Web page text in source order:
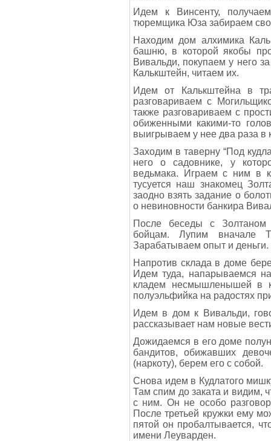
Идем к Винсенту,
тюремщика Юза забираем
Находим дом алхимика
башню, в которой якобы
Вивальди, покупаем у него
Калькштейн, читаем их.
Идем от Калькштейна в
разговариваем с
также разговариваем с
обиженными какими-то
выигрываем у нее два раза в
Заходим в таверну “Под
него о садовнике, у
ведьмака. Играем с ним в
тусуется наш знакомец
заодно взять задание о
о невиновности банкира
После беседы с Золтаном
бойцам. Лупим вначале
Зарабатываем опыт и деньги.
Напротив склада в доме
Идем туда, напарываемся
кладем несмышленышей в
полуэльфийка на радостях
Идем в дом к Вивальди,
рассказывает нам новые
Дожидаемся в его доме
бандитов, обижавших
(наркоту), берем его с собой.
Снова идем в Кудлатого
Там спим до заката и видим,
с ним. Он не особо
После третьей кружки ему
пятой он пробалтывается,
имени Леуварден.